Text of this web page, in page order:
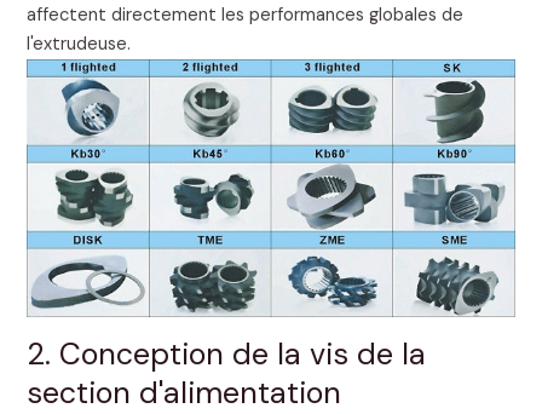
affectent directement les performances globales de
l'extrudeuse.
2. Conception de la vis de la
section d'alimentation